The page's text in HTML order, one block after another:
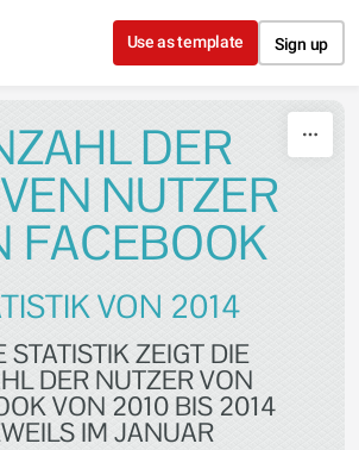
Skip to content
Use as template Sign up
DER
NUTZER
FACEBOOK
VON 2014
STATISTIK ZEIGT DIE
DER NUTZER VON
VON 2010 BIS 2014
IM JANUAR